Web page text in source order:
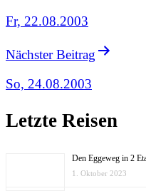
Fr, 22.08.2003
Nächster Beitrag
So, 24.08.2003
Letzte Reisen
Den Eggeweg in 2
1. Oktober 2023